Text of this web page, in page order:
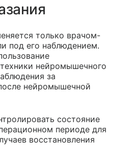
только врачом-
под его наблюдением.
нейромышечного
за
нейромышечной
состояние
периоде для
восстановления